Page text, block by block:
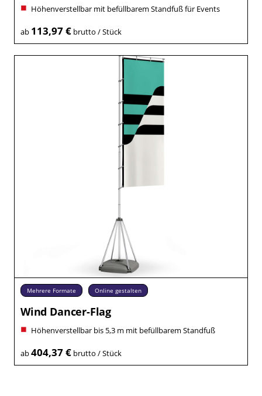
Höhenverstellbar mit befüllbarem Standfuß für Events
ab 113,97 €brutto / Stück
Mehrere Formate Online gestalten
Wind Dancer-Flag
Höhenverstellbar bis 5,3 m mit befüllbarem Standfuß
ab404,37 €brutto / Stück